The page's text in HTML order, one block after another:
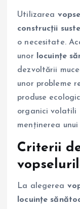
Utilizarea
construcții
o necesitate.
unor
locuințe
dezvoltării
unor probleme
produse
organici volatili
menținerea
Criterii
La alegerea
locuințe